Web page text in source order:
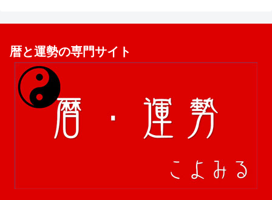
暦と運勢の専門サイト